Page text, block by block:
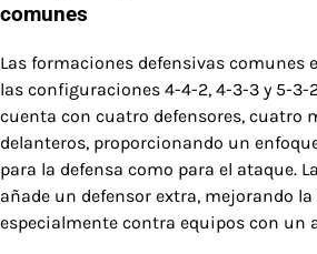
comunes
Las formaciones defensivas comunes
las configuraciones 4-4-2, 4-3-3 y 5-3-
cuenta con cuatro defensores, cuatro
delanteros, proporcionando un
para la defensa como para el ataque.
añade un defensor extra, mejorando
especialmente contra equipos con un